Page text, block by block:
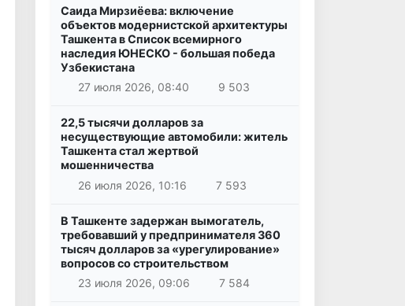
Саида Мирзиёева: включение
объектов модернистской архитектуры
Ташкента в Список всемирного
наследия ЮНЕСКО - большая победа
Узбекистана
27 июля 2026, 08:40
9 503
22,5 тысячи долларов за
несуществующие автомобили: житель
Ташкента стал жертвой
мошенничества
26 июля 2026, 10:16
7 593
В Ташкенте задержан вымогатель,
требовавший у предпринимателя 360
тысяч долларов за «урегулирование»
вопросов со строительством
23 июля 2026, 09:06
7 584